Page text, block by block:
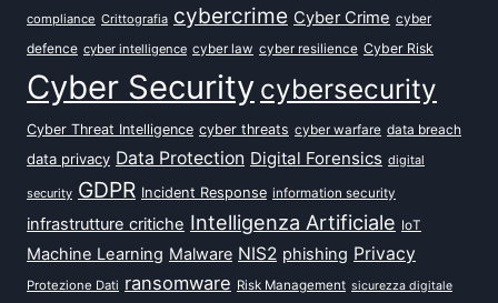
compliance Crittografia cybercrime Cyber Crime cyber
defence cyber intelligence cyber law cyber resilience Cyber Risk
Cyber Security cybersecurity
Cyber Threat Intelligence cyber threats cyber warfare data breach
data privacy Data Protection Digital Forensics digital
security GDPR Incident Response information security
infrastrutture critiche Intelligenza Artificiale IoT
Machine Learning Malware NIS2 phishing Privacy
Protezione Dati ransomware Risk Management sicurezza digitale